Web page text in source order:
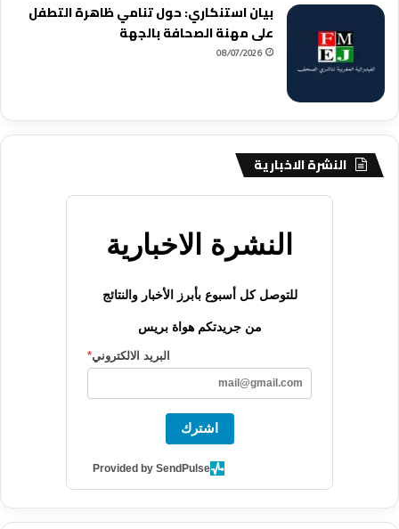
بيان استنكاري: حول تنامي ظاهرة التطفل
على مهنة الصحافة بالجهة
08/07/2026
النشرة الاخبارية
النشرة الاخبارية
للتوصل كل أسبوع بأبرز الأخبار والنتائج
من جريدتكم هواة بريس
البريد الالكتروني*
اشترك
Provided by SendPulse